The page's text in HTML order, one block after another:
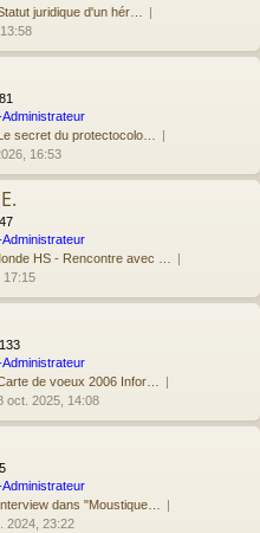
juridique d'un hér…
81
secret du protectocolo…
16:53
47
HS - Rencontre avec …
17:15
133
de voeux 2006 Infor…
oct. 2025, 14:08
dans "Moustique…
2024, 23:22